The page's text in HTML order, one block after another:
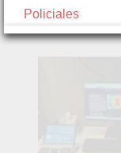
Policiales